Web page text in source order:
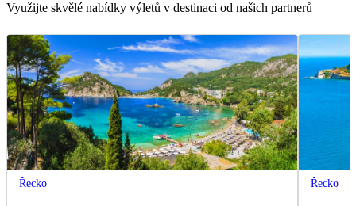
Využijte skvělé nabídky výletů v destinaci od našich partnerů
Řecko Řecko